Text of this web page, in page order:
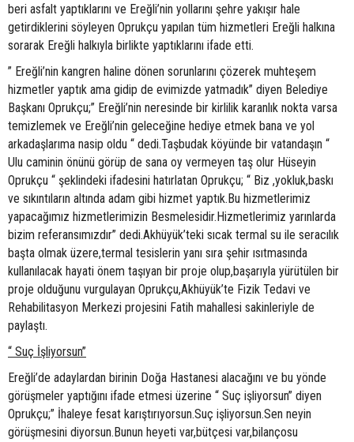
beri asfalt yaptıklarını ve Ereğli’nin yollarını şehre yakışır hale
getirdiklerini söyleyen Oprukçu yapılan tüm hizmetleri Ereğli halkına
sorarak Ereğli halkıyla birlikte yaptıklarını ifade etti.
” Ereğli’nin kangren haline dönen sorunlarını çözerek muhteşem
hizmetler yaptık ama gidip de evimizde yatmadık” diyen Belediye
Başkanı Oprukçu;” Ereğli’nin neresinde bir kirlilik karanlık nokta varsa
temizlemek ve Ereğli’nin geleceğine hediye etmek bana ve yol
arkadaşlarıma nasip oldu “ dedi.Taşbudak köyünde bir vatandaşın “
Ulu caminin önünü görüp de sana oy vermeyen taş olur Hüseyin
Oprukçu “ şeklindeki ifadesini hatırlatan Oprukçu; “ Biz ,yokluk,baskı
ve sıkıntıların altında adam gibi hizmet yaptık.Bu hizmetlerimiz
yapacağımız hizmetlerimizin Besmelesidir.Hizmetlerimiz yarınlarda
bizim referansımızdır” dedi.Akhüyük’teki sıcak termal su ile seracılık
başta olmak üzere,termal tesislerin yanı sıra şehir ısıtmasında
kullanılacak hayati önem taşıyan bir proje olup,başarıyla yürütülen bir
proje olduğunu vurgulayan Oprukçu,Akhüyük’te Fizik Tedavi ve
Rehabilitasyon Merkezi projesini Fatih mahallesi sakinleriyle de
paylaştı.
“ Suç İşliyorsun”
Ereğli’de adaylardan birinin Doğa Hastanesi alacağını ve bu yönde
görüşmeler yaptığını ifade etmesi üzerine “ Suç işliyorsun” diyen
Oprukçu;” İhaleye fesat karıştırıyorsun.Suç işliyorsun.Sen neyin
görüşmesini diyorsun.Bunun heyeti var,bütçesi var,bilançosu